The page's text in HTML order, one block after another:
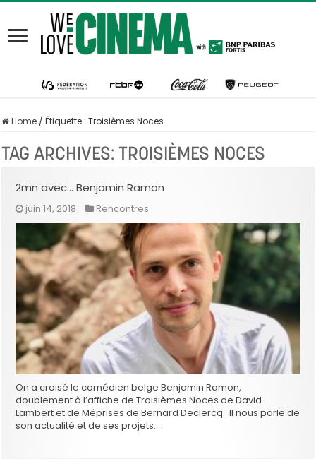
Home / Étiquette :Troisièmes Noces
TAG ARCHIVES:TROISIÈMES NOCES
2mn avec… Benjamin Ramon
juin 14, 2018 Rencontres
On a croisé le comédien belge Benjamin Ramon,
doublement à l’affiche de Troisièmes Noces de David
Lambert et de Méprises de Bernard Declercq. Il nous parle de
son actualité et de ses projets…